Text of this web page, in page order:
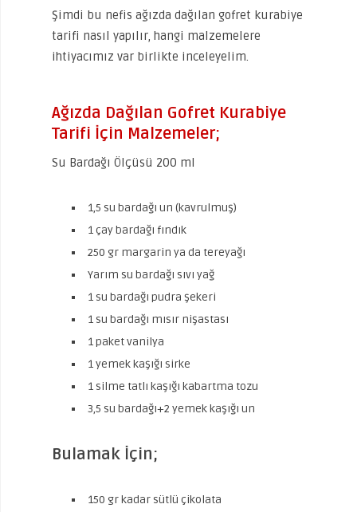
Şimdi bu nefis ağızda dağılan gofret kurabiye
tarifi nasıl yapılır, hangi malzemelere
ihtiyacımız var birlikte inceleyelim.
Ağızda Dağılan Gofret Kurabiye
Tarifi İçin Malzemeler;
Su Bardağı Ölçüsü 200 ml
1,5 su bardağı un (kavrulmuş)
1 çay bardağı fındık
250 gr margarin ya da tereyağı
Yarım su bardağı sıvı yağ
1 su bardağı pudra şekeri
1 su bardağı mısır nişastası
1 paket vanilya
1 yemek kaşığı sirke
1 silme tatlı kaşığı kabartma tozu
3,5 su bardağı+2 yemek kaşığı un
Bulamak İçin;
150 gr kadar sütlü çikolata